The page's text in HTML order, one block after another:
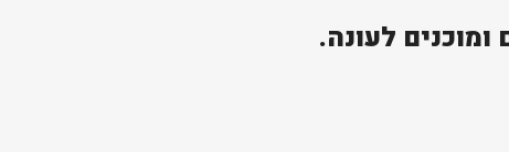
לעונה.